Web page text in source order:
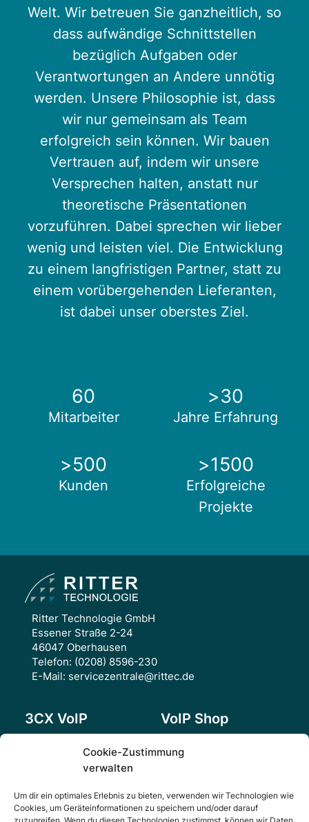
Cookie-Zustimmung
verwalten
Um dir ein optimales Erlebnis zu bieten, verwenden wir Technologien wie
Cookies, um Geräteinformationen zu speichern und/oder darauf
Welt. Wir betreuen Sie ganzheitlich, so
dass aufwändige Schnittstellen
bezüglich Aufgaben oder
Verantwortungen an Andere unnötig
werden. Unsere Philosophie ist, dass
wir nur gemeinsam als Team
erfolgreich sein können. Wir bauen
Vertrauen auf, indem wir unsere
Versprechen halten, anstatt nur
theoretische Präsentationen
vorzuführen. Dabei sprechen wir lieber
wenig und leisten viel. Die Entwicklung
zu einem langfristigen Partner, statt zu
einem vorübergehenden Lieferanten,
ist dabei unser oberstes Ziel.
60
Mitarbeiter
>30
Jahre Erfahrung
>500
Kunden
>1500
Erfolgreiche
Projekte
Ritter Technologie GmbH
Essener Straße 2-24
46047 Oberhausen
Telefon: (0208) 8596-230
E-Mail: servicezentrale@rittec.de
3CX VoIP
Software
Hardware
CRM-Integration
VoIP Shop
Übersicht